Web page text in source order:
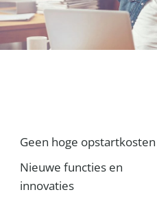
Geen hoge opstartkosten
Nieuwe functies en
innovaties